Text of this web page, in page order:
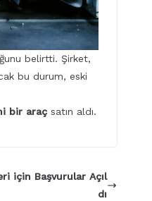
belirtti. Şirket,
bu durum, eski
bir araç satın aldı.
için Başvurular Açıl
dı